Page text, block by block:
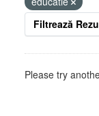
Filtrează
Please try